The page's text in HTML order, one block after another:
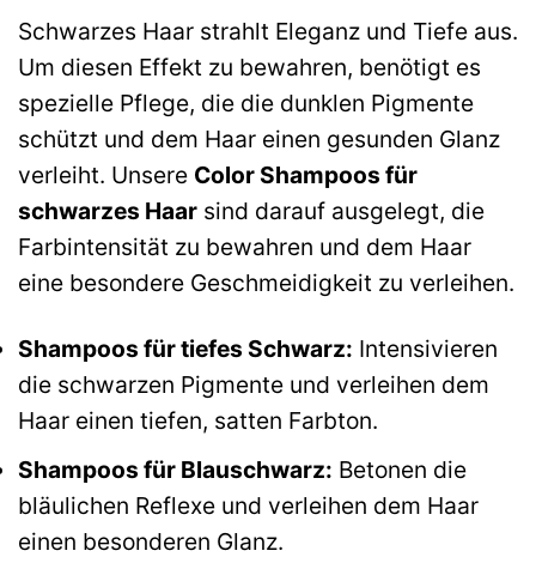
Schwarzes Haar strahlt Eleganz und Tiefe aus.
Um diesen Effekt zu bewahren, benötigt es
spezielle Pflege, die die dunklen Pigmente
schützt und dem Haar einen gesunden Glanz
verleiht. Unsere Color Shampoos für
schwarzes Haar sind darauf ausgelegt, die
Farbintensität zu bewahren und dem Haar
eine besondere Geschmeidigkeit zu verleihen.
Shampoos für tiefes Schwarz: Intensivieren
die schwarzen Pigmente und verleihen dem
Haar einen tiefen, satten Farbton.
Shampoos für Blauschwarz: Betonen die
bläulichen Reflexe und verleihen dem Haar
einen besonderen Glanz.